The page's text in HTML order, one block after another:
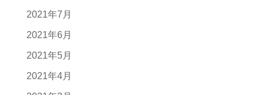
2021年7月
2021年6月
2021年5月
2021年4月